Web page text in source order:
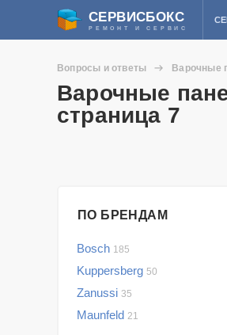
СЕРВИСБОКС
РЕМОНТ И СЕРВИС
Вопросы и ответы Варочные
Варочные
страница 7
ПО БРЕНДАМ
Bosch 185
Kuppersberg 50
Zanussi 35
Maunfeld 21